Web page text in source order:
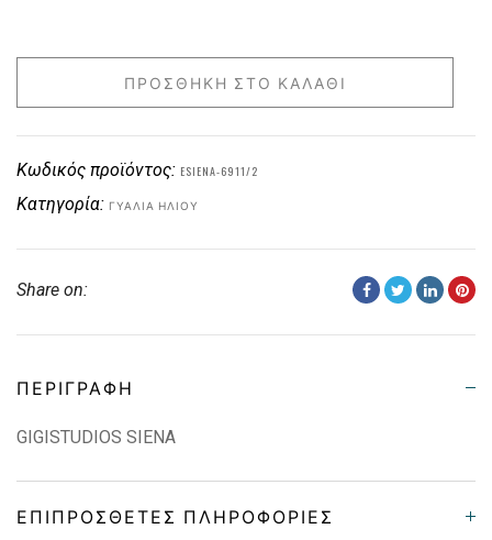
ΠΡΟΣΘΉΚΗ ΣΤΟ ΚΑΛΆΘΙ
Κωδικός προϊόντος: ESIENA-6911/2
Κατηγορία: ΓΥΑΛΙΆ ΗΛΊΟΥ
Share on:
ΠΕΡΙΓΡΑΦΉ
GIGISTUDIOS SIENA
ΕΠΙΠΡΌΣΘΕΤΕΣ ΠΛΗΡΟΦΟΡΊΕΣ